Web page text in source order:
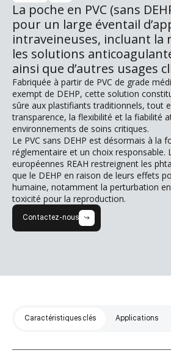
La poche en PVC (sans
pour un large éventail
intraveineuses, incluant la
les solutions
ainsi que d’autres usages
Fabriquée à partir de PVC de grade
exempt de DEHP, cette solution
sûre aux plastifiants traditionnels, tout
transparence, la flexibilité et la fiabilité
environnements de soins critiques.
Le PVC sans DEHP est désormais à la
réglementaire et un choix responsable.
européennes REAH restreignent les
que le DEHP en raison de leurs effets
humaine, notamment la perturbation
toxicité pour la reproduction.
Contactez-nous
Caractéristiques clés Applications